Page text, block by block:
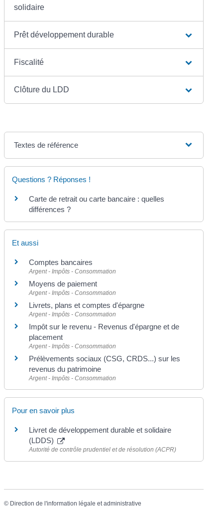
solidaire
Prêt développement durable
Fiscalité
Clôture du LDD
Textes de référence
Questions ? Réponses !
Carte de retrait ou carte bancaire : quelles
différences ?
Et aussi
Comptes bancaires
Argent - Impôts - Consommation
Moyens de paiement
Argent - Impôts - Consommation
Livrets, plans et comptes d'épargne
Argent - Impôts - Consommation
Impôt sur le revenu - Revenus d'épargne et de
placement
Argent - Impôts - Consommation
Prélèvements sociaux (CSG, CRDS...) sur les
revenus du patrimoine
Argent - Impôts - Consommation
Pour en savoir plus
Livret de développement durable et solidaire
(LDDS)
Autorité de contrôle prudentiel et de résolution (ACPR)
© Direction de l'information légale et administrative